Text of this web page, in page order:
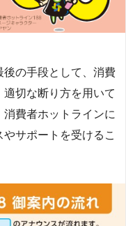
後の手段として、消費
切な断り方を用いて
費者ホットラインに
サポートを受けるこ